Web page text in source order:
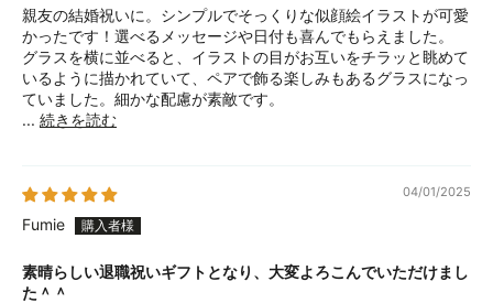
親友の結婚祝いに。シンプルでそっくりな似顔絵イラストが可愛
かったです！選べるメッセージや日付も喜んでもらえました。
グラスを横に並べると、イラストの目がお互いをチラッと眺めて
いるように描かれていて、ペアで飾る楽しみもあるグラスになっ
ていました。細かな配慮が素敵です。
... 続きを読む
04/01/2025
Fumie
素晴らしい退職祝いギフトとなり、大変よろこんでいただけまし
た＾＾